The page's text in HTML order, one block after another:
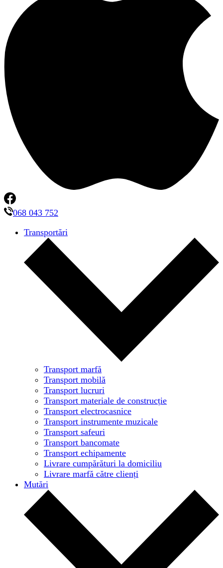
068 043 752
Transportări
Transport marfă
Transport mobilă
Transport lucruri
Transport materiale de construcție
Transport electrocasnice
Transport instrumente muzicale
Transport safeuri
Transport bancomate
Transport echipamente
Livrare cumpărături la domiciliu
Livrare marfă către clienți
Mutări